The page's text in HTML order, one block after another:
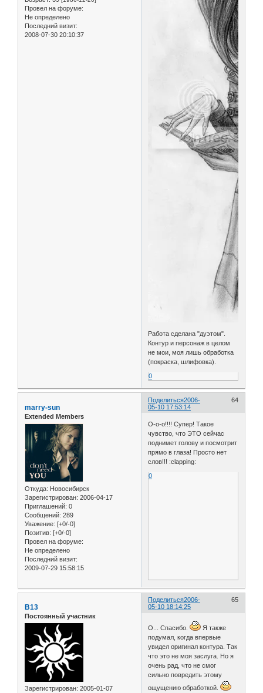
Провел на форуме:
Не определено
Последний визит:
2008-07-30 20:10:37
Работа сделана "дуэтом".
Контур и персонаж в целом
не мои, моя лишь обработка
(покраска, шлифовка).
0
Поделиться 64
2006-
05-10 17:53:14
marry-sun
Extended Members
Откуда: Новосибирск
Зарегистрирован: 2006-04-17
Приглашений: 0
Сообщений: 289
Уважение: [+0/-0]
Позитив: [+0/-0]
Провел на форуме:
Не определено
Последний визит:
2009-07-29 15:58:15
О-о-о!!!! Супер! Такое
чувство, что ЭТО сейчас
поднимет голову и посмотрит
прямо в глаза! Просто нет
слов!!! :clapping:
0
Поделиться 65
2006-
05-10 18:14:25
B13
Постоянный участник
Зарегистрирован: 2005-01-07
О... Спасибо.
Я также
подумал, когда впервые
увидел оригинал контура. Так
что это не моя заслуга. Но я
очень рад, что не смог
сильно повредить этому
ощущению обработкой.